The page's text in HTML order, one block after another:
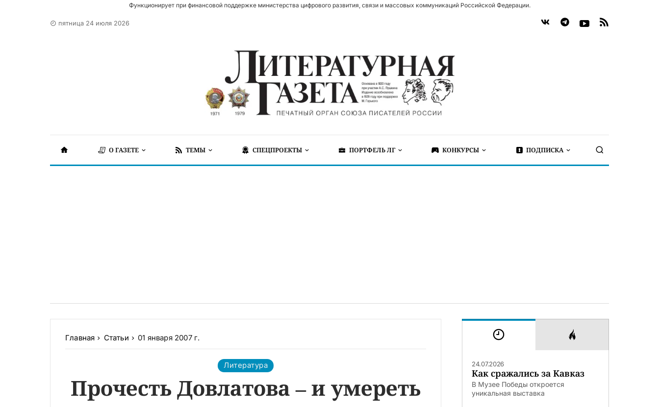
Функционирует при финансовой поддержке министерства цифрового развития, связи и массовых коммуникаций Российской Федерации.
пятница 24 июля 2026
О ГАЗЕТЕ ТЕМЫ СПЕЦПРОЕКТЫ ПОРТФЕЛЬ ЛГ КОНКУРСЫ ПОДПИСКА
Главная Статьи 01 января 2007 г.
Литература
Прочесть Довлатова – и умереть
24.07.2026
Как сражались за Кавказ
В Музее Победы откроется
уникальная выставка